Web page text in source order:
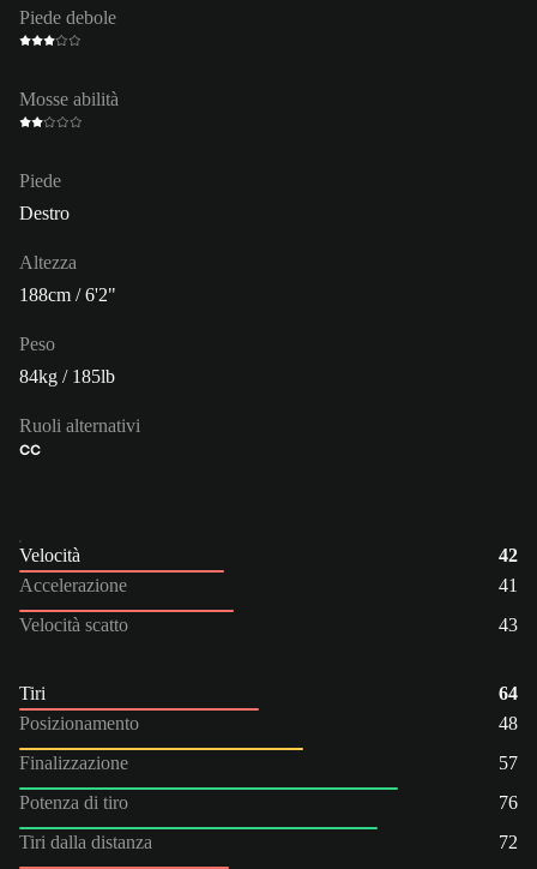
Piede debole
Mosse abilità
Piede
Destro
Altezza
188cm / 6'2"
Peso
84kg / 185lb
Ruoli alternativi
CC
Velocità
42
Accelerazione
41
Velocità scatto
43
Tiri
64
Posizionamento
48
Finalizzazione
57
Potenza di tiro
76
Tiri dalla distanza
72